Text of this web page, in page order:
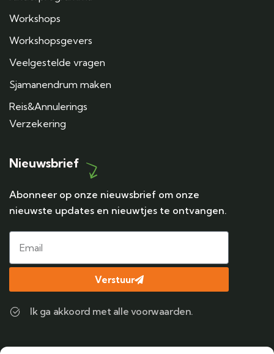
Workshops
Workshopsgevers
Veelgestelde vragen
Sjamanendrum maken
Reis&Annulerings
Verzekering
Nieuwsbrief
Abonneer op onze nieuwsbrief om onze
nieuwste updates en nieuwtjes te ontvangen.
Verstuur
Ik ga akkoord met alle voorwaarden.